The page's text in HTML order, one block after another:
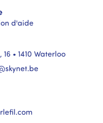
d'aide
• 1410 Waterloo